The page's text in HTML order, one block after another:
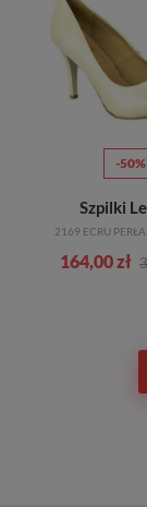
-50%
Szpilki
2169 ECRU
164,00 zł